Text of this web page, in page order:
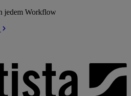
jedem Workflow